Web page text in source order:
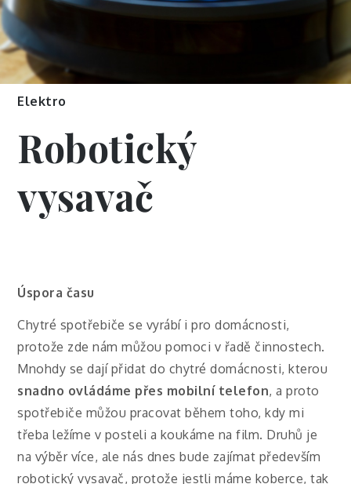
Elektro
Robotický
vysavač
Úspora času
Chytré spotřebiče se vyrábí i pro domácnosti,
protože zde nám můžou pomoci v řadě činnostech.
Mnohdy se dají přidat do chytré domácnosti, kterou
snadno ovládáme přes mobilní telefon, a proto
spotřebiče můžou pracovat během toho, kdy mi
třeba ležíme v posteli a koukáme na film. Druhů je
na výběr více, ale nás dnes bude zajímat především
robotický vysavač, protože jestli máme koberce, tak